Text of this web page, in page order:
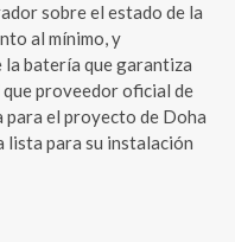
sobre el estado de la
al mínimo, y
la batería que garantiza
que proveedor oficial de
el proyecto de Doha
lista para su instalación